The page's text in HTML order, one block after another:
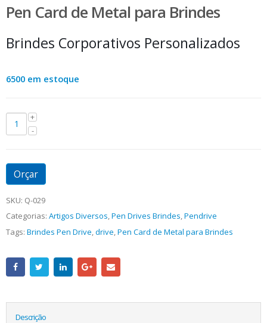
Pen Card de Metal para Brindes
Brindes Corporativos Personalizados
6500 em estoque
Orçar
SKU: Q-029
Categorias: Artigos Diversos,Pen Drives Brindes,Pendrive
Tags: Brindes Pen Drive,drive,Pen Card de Metal para Brindes
Descrição